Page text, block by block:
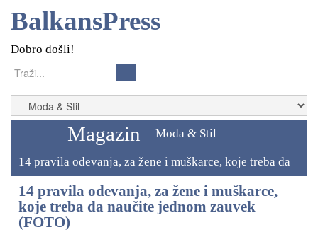
BalkansPress
Dobro došli!
Magazin Moda & Stil
14 pravila odevanja, za žene i muškarce, koje treba da
14 pravila odevanja, za žene i muškarce,
koje treba da naučite jednom zauvek
(FOTO)